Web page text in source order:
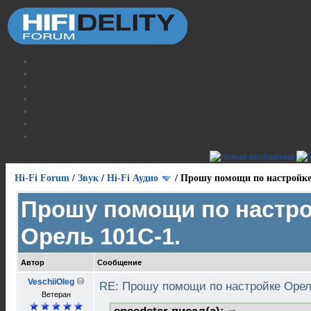
Hi-Fi Forum / Звук / Hi-Fi Аудио / Прошу помощи по
Прошу помощи по
Орель 101С-1.
Автор Сообщение
VeschiiOleg
Ветеран
RE: Прошу помощи по настройке